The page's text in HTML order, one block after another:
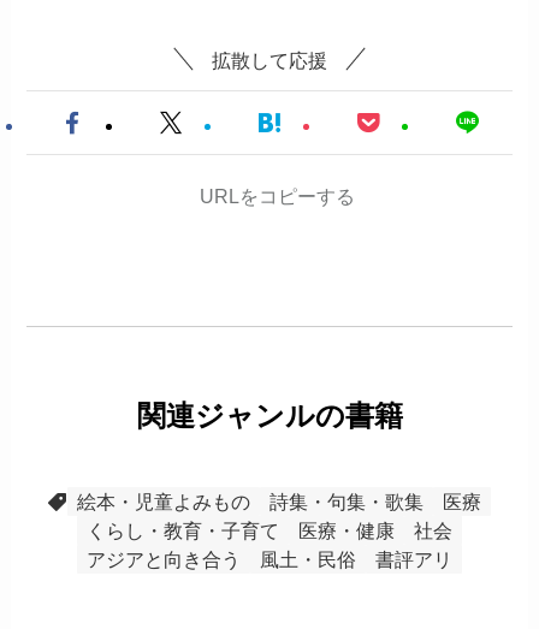
拡散して応援
URLをコピーする
関連ジャンルの書籍
絵本・児童よみもの 詩集・句集・歌集
医療
くらし・教育・子育て
医療・健康
社会
アジアと向き合う
風土・民俗 書評アリ